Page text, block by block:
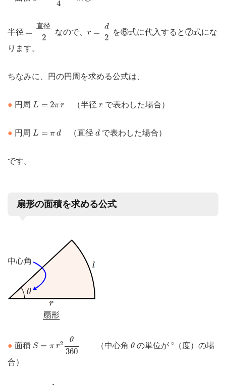
4
半径 =
直径
2
直径2
なので、 r =
d
2
を⑥式に代入すると⑦式にな
ります。
ちなみに、円の円周を求める公式は、
● 円周 L = 2π r
L πr （半径r
r で表わした場合）
● 円周 L = π d
L d （直径d
d で表わした場合）
です。
扇形の面積を求める公式
● 面積 S = πr2 θ
360
360
（中心角 θ
θの単位が ∘
∘ （度）の場
合）